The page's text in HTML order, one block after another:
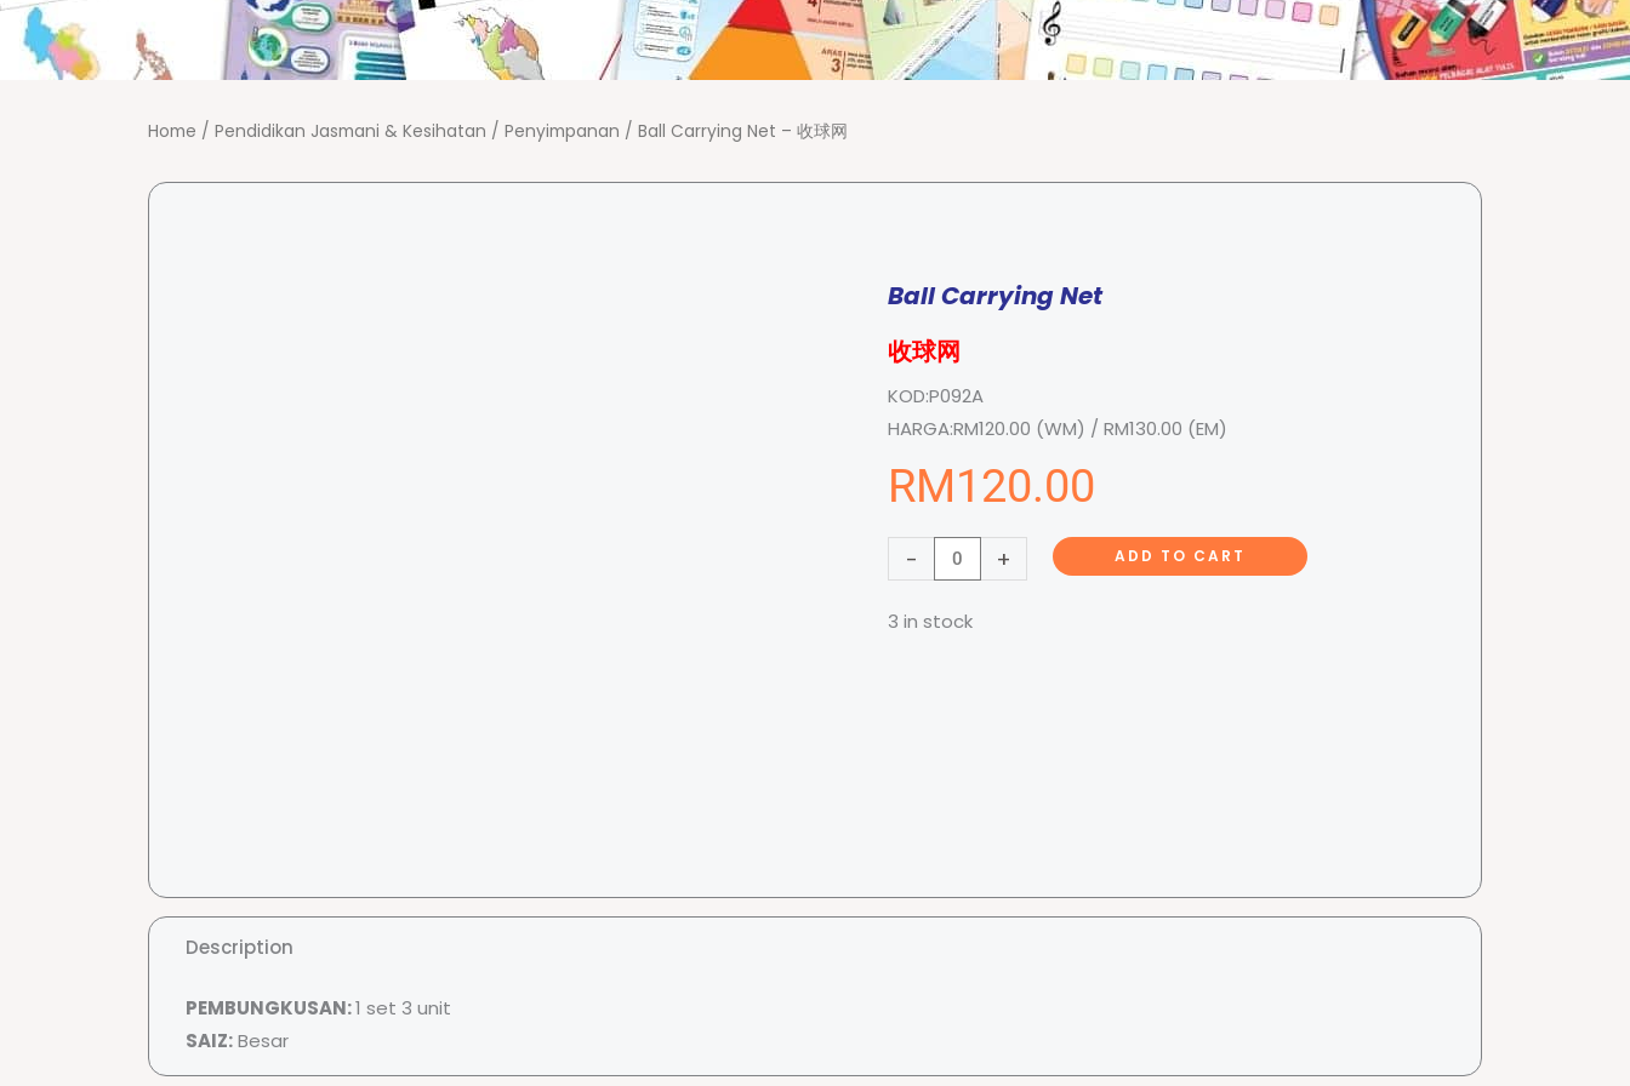
Home / Pendidikan Jasmani & Kesihatan / Penyimpanan / Ball Carrying Net – 收球网
Ball Carrying Net
收球网
KOD:P092A
HARGA:RM120.00 (WM) / RM130.00 (EM)
RM120.00
-
Ball
Carrying
Net
+ ADD TO CART
3 in stock
Description
PEMBUNGKUSAN:1 set 3 unit
SAIZ:Besar